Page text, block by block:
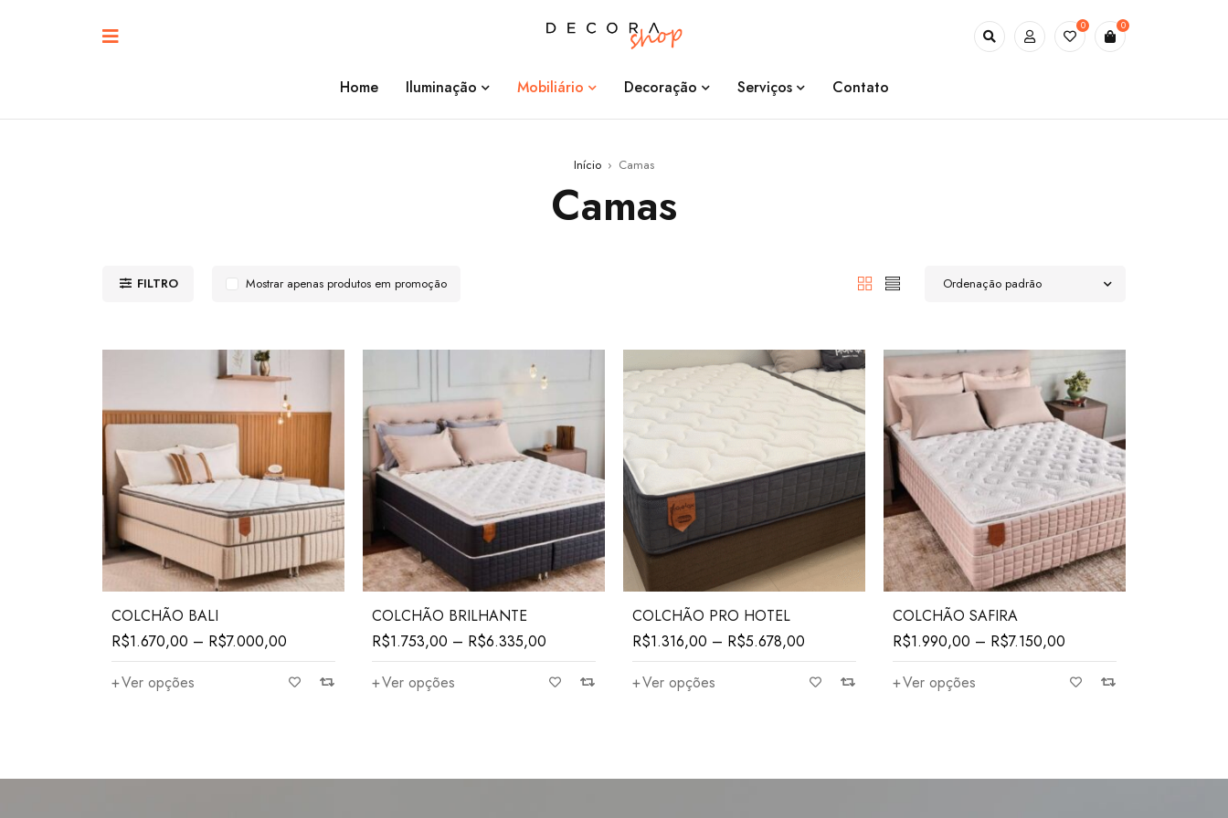
0 0
Home Iluminação Mobiliário Decoração Serviços Contato
Início › Camas
Camas
FILTRO Ordenação padrão
Mostrar apenas produtos em promoção
COLCHÃO BALI
R$1.670,00 – R$7.000,00
Ver opções
COLCHÃO BRILHANTE
R$1.753,00 – R$6.335,00
Ver opções
COLCHÃO PRO HOTEL
R$1.316,00 – R$5.678,00
Ver opções
COLCHÃO SAFIRA
R$1.990,00 – R$7.150,00
Ver opções